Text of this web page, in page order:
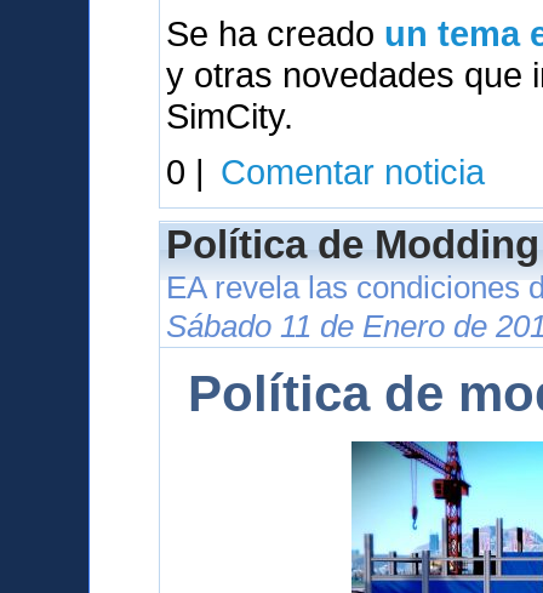
Se ha creado un tema
y otras novedades que
SimCity.
0 | Comentar noticia
Política de
EA revela las condiciones
Sábado 11 de Enero de
Política de